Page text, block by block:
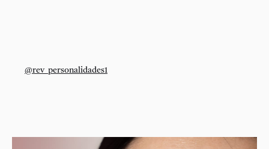
@rev_personalidades1